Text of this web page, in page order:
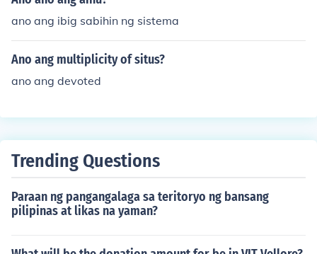
ano ang ibig sabihin ng sistema
Ano ang multiplicity of situs?
ano ang devoted
Trending Questions
Paraan ng pangangalaga sa teritoryo ng bansang
pilipinas at likas na yaman?